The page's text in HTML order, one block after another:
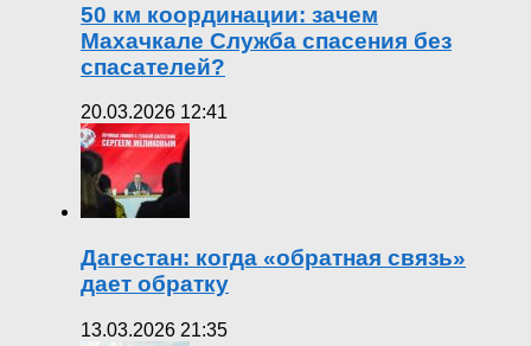
50 км координации: зачем
Махачкале Служба спасения без
спасателей?
20.03.2026 12:41
Дагестан: когда «обратная связь»
дает обратку
13.03.2026 21:35